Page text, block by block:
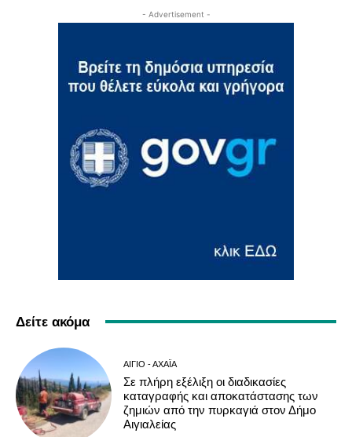
- Advertisement -
Δείτε ακόμα
ΑΊΓΙΟ - ΑΧΑΪ́Α
Σε πλήρη εξέλιξη οι διαδικασίες
καταγραφής και αποκατάστασης των
ζημιών από την πυρκαγιά στον Δήμο
Αιγιαλείας